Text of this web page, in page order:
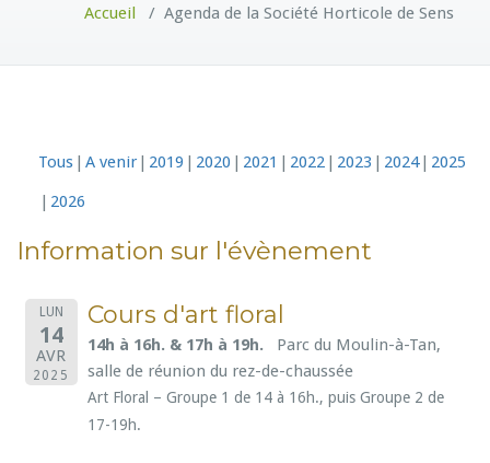
Accueil / Agenda de la Société Horticole de Sens
Tous A venir 2019 2020 2021 2022 2023 2024
2025
2026
Information sur l'évènement
LUN
14
AVR
2025
Cours d'art floral
14h à 16h. & 17h à 19h.
Parc du Moulin-à-Tan,
salle de réunion du rez-de-chaussée
Art Floral – Groupe 1 de 14 à 16h., puis Groupe 2 de
17-19h.